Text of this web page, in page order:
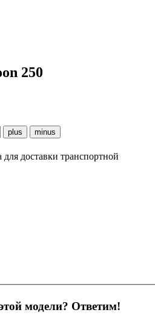
250
доставки транспортной
модели? Ответим!